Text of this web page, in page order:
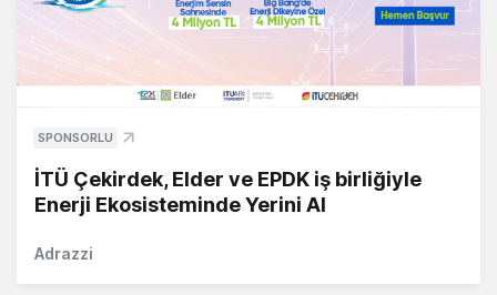
SPONSORLU
İTÜ Çekirdek, Elder ve EPDK iş birliğiyle
Enerji Ekosisteminde Yerini Al
Adrazzi